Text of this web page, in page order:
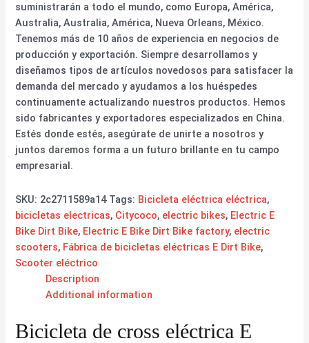
suministrarán a todo el mundo, como Europa, América,
Australia, Australia, América, Nueva Orleans, México.
Tenemos más de 10 años de experiencia en negocios de
producción y exportación. Siempre desarrollamos y
diseñamos tipos de artículos novedosos para satisfacer la
demanda del mercado y ayudamos a los huéspedes
continuamente actualizando nuestros productos. Hemos
sido fabricantes y exportadores especializados en China.
Estés donde estés, asegúrate de unirte a nosotros y
juntos daremos forma a un futuro brillante en tu campo
empresarial.
SKU: 2c2711589a14 Tags: Bicicleta eléctrica eléctrica,
bicicletas electricas, Citycoco, electric bikes, Electric E
Bike Dirt Bike, Electric E Bike Dirt Bike factory, electric
scooters, Fábrica de bicicletas eléctricas E Dirt Bike,
Scooter eléctrico
Description
Additional information
Bicicleta de cross eléctrica E